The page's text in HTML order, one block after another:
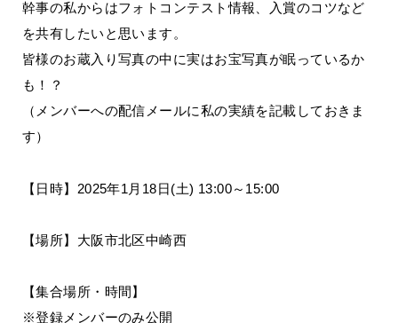
幹事の私からはフォトコンテスト情報、入賞のコツなど
を共有したいと思います。
皆様のお蔵入り写真の中に実はお宝写真が眠っているか
も！？
（メンバーへの配信メールに私の実績を記載しておきま
す）
【日時】2025年1月18日(土) 13:00～15:00
【場所】大阪市北区中崎西
【集合場所・時間】
※登録メンバーのみ公開